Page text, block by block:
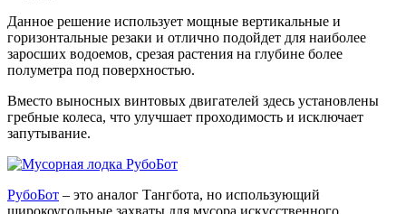
Данное решение использует мощные вертикальные и
горизонтальные резаки и отлично подойдет для наиболее
заросших водоемов, срезая растения на глубине более
полуметра под поверхностью.
Вместо выносных винтовых двигателей здесь установлены
гребные колеса, что улучшает проходимость и исключает
запутывание.
РубоБот – это аналог Тангбота, но использующий